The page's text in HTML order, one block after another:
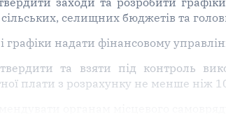
сільських, селищних бюджетів та
графіки надати фінансовому
та взяти під контроль
плати з розрахунку не менше ніж